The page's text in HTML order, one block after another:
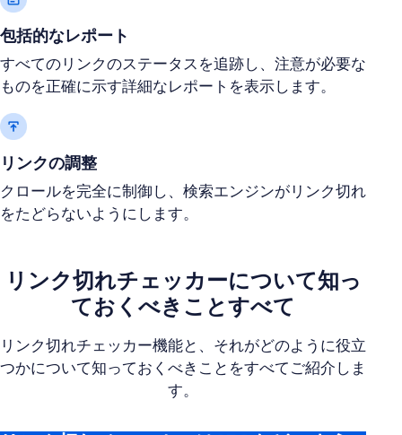
包括的なレポート
すべてのリンクのステータスを追跡し、注意が必要な
ものを正確に示す詳細なレポートを表示します。
リンクの調整
クロールを完全に制御し、検索エンジンがリンク切れ
をたどらないようにします。
リンク切れチェッカーについて知っ
ておくべきことすべて
リンク切れチェッカー機能と、それがどのように役立
つかについて知っておくべきことをすべてご紹介しま
す。